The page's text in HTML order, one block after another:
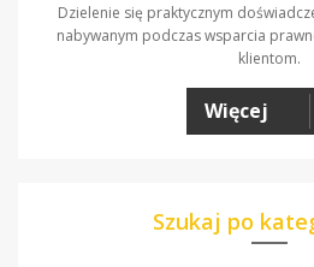
Dzielenie się praktycznym
nabywanym podczas wsparcia
klientom.
Więcej
Szukaj po